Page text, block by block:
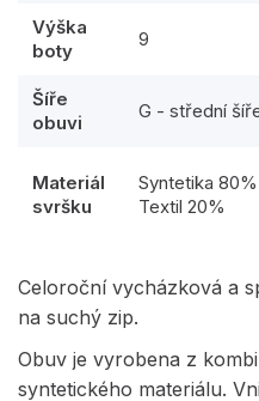
Výška
boty
9
Šíře
obuvi
G - střední
Materiál
svršku
Syntetika 80%
Textil 20%
Celoroční vycházková a
na suchý zip.
Obuv je vyrobena z
syntetického materiálu.